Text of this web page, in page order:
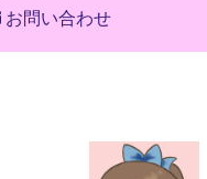
お問い合わせ